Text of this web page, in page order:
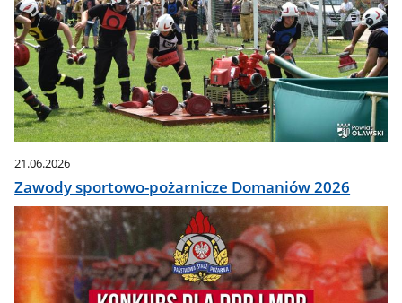
21.06.2026
Zawody sportowo-pożarnicze Domaniów 2026